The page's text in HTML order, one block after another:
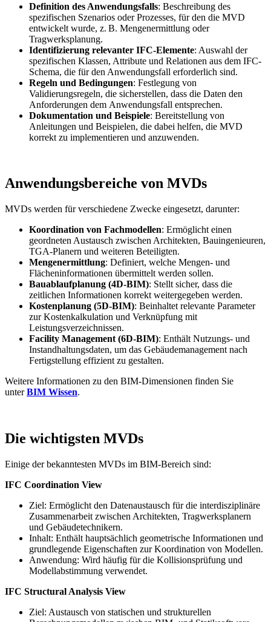
Definition des Anwendungsfalls: Beschreibung des
spezifischen Szenarios oder Prozesses, für den die MVD
entwickelt wurde, z. B. Mengenermittlung oder
Tragwerksplanung.
Identifizierung relevanter IFC-Elemente: Auswahl der
spezifischen Klassen, Attribute und Relationen aus dem IFC-
Schema, die für den Anwendungsfall erforderlich sind.
Regeln und Bedingungen: Festlegung von
Validierungsregeln, die sicherstellen, dass die Daten den
Anforderungen dem Anwendungsfall entsprechen.
Dokumentation und Beispiele: Bereitstellung von
Anleitungen und Beispielen, die dabei helfen, die MVD
korrekt zu implementieren und anzuwenden.
Anwendungsbereiche von MVDs
MVDs werden für verschiedene Zwecke eingesetzt, darunter:
Koordination von Fachmodellen: Ermöglicht einen
geordneten Austausch zwischen Architekten, Bauingenieuren,
TGA-Planern und weiteren Beteiligten.
Mengenermittlung: Definiert, welche Mengen- und
Flächeninformationen übermittelt werden sollen.
Bauablaufplanung (4D-BIM): Stellt sicher, dass die
zeitlichen Informationen korrekt weitergegeben werden.
Kostenplanung (5D-BIM): Beinhaltet relevante Parameter
zur Kostenkalkulation und Verknüpfung mit
Leistungsverzeichnissen.
Facility Management (6D-BIM): Enthält Nutzungs- und
Instandhaltungsdaten, um das Gebäudemanagement nach
Fertigstellung effizient zu gestalten.
Weitere Informationen zu den BIM-Dimensionen finden Sie
unter BIM Wissen.
Die wichtigsten MVDs
Einige der bekanntesten MVDs im BIM-Bereich sind:
IFC Coordination View
Ziel: Ermöglicht den Datenaustausch für die interdisziplinäre
Zusammenarbeit zwischen Architekten, Tragwerksplanern
und Gebäudetechnikern.
Inhalt: Enthält hauptsächlich geometrische Informationen und
grundlegende Eigenschaften zur Koordination von Modellen.
Anwendung: Wird häufig für die Kollisionsprüfung und
Modellabstimmung verwendet.
IFC Structural Analysis View
Ziel: Austausch von statischen und strukturellen